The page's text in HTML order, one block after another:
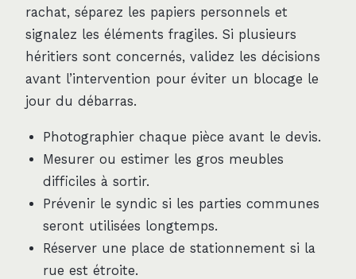
rachat, séparez les papiers personnels et
signalez les éléments fragiles. Si plusieurs
héritiers sont concernés, validez les décisions
avant l’intervention pour éviter un blocage le
jour du débarras.
Photographier chaque pièce avant le devis.
Mesurer ou estimer les gros meubles
difficiles à sortir.
Prévenir le syndic si les parties communes
seront utilisées longtemps.
Réserver une place de stationnement si la
rue est étroite.